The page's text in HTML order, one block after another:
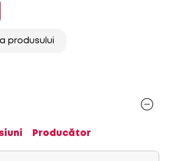
produsului
Producător